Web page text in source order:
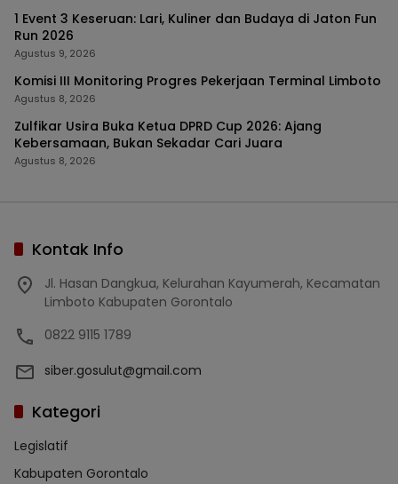
1 Event 3 Keseruan: Lari, Kuliner dan Budaya di Jaton Fun
Run 2026
Agustus 9, 2026
Komisi III Monitoring Progres Pekerjaan Terminal Limboto
Agustus 8, 2026
Zulfikar Usira Buka Ketua DPRD Cup 2026: Ajang
Kebersamaan, Bukan Sekadar Cari Juara
Agustus 8, 2026
Kontak Info
Jl. Hasan Dangkua, Kelurahan Kayumerah, Kecamatan
Limboto Kabupaten Gorontalo
0822 9115 1789
siber.gosulut@gmail.com
Kategori
Legislatif
Kabupaten Gorontalo